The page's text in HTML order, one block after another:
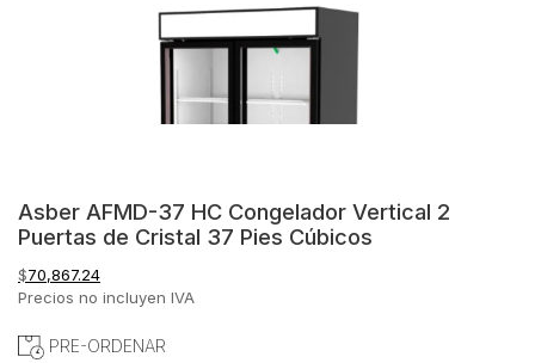
Asber AFMD-37 HC Congelador Vertical 2
Puertas de Cristal 37 Pies Cúbicos
$70,867.24
Precios no incluyen IVA
PRE-ORDENAR